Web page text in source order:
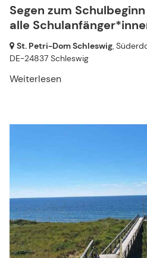
Segen zum
alle
St. Petri-Dom Schleswig,
DE-24837 Schleswig
Weiterlesen